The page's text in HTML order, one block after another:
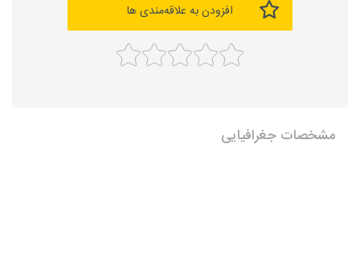
افزودن به علاقه‌مندی ها
مشخصات جغرافیایی